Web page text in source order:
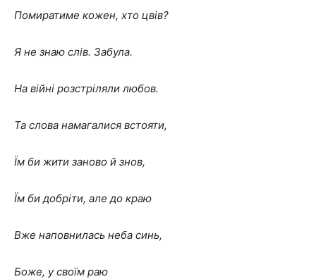
Помиратиме кожен, хто цвів?
Я не знаю слів. Забула.
На війні розстріляли любов.
Та слова намагалися встояти,
Їм би жити заново й знов,
Їм би добріти, але до краю
Вже наповнилась неба синь,
Боже, у своїм раю